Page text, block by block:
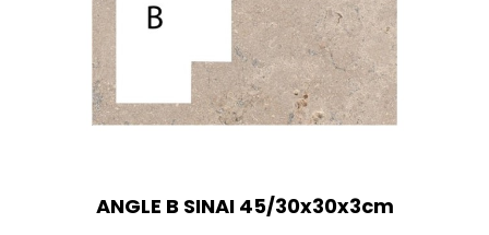
ANGLE B SINAI 45/30x30x3cm